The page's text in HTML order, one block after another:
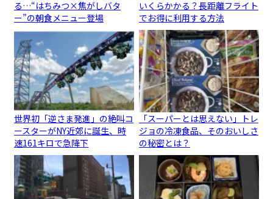
る…“はちみつ×焦がしバタ
ー”の朝食メニュー登場
いくらかかる？長距離フライト
でお得に利用する方法
世界初「逆さま発進」の絶叫コ
ースターがNY近郊に誕生、時
速161キロで急降下
「スーパーとは思えない」トレ
ジョの冷凍食品、そのおいしさ
の秘密とは？